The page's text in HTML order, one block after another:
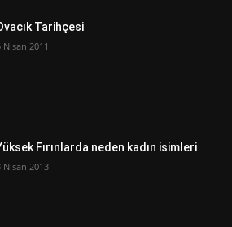
Tarihçesi
Nisan 2011
Fırınlarda neden kadın isimleri
Nisan 2013